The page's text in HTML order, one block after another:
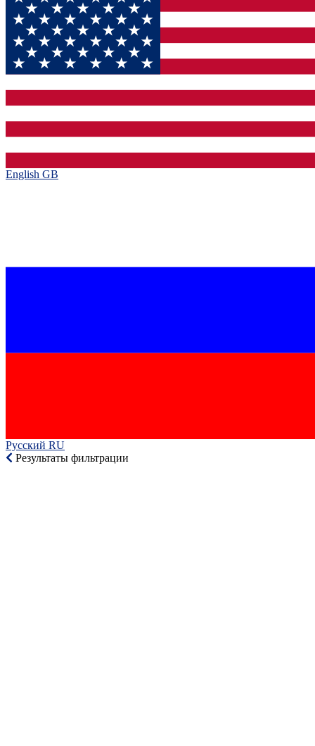
English GB‎
Русский RU‎
Результаты фильтрации